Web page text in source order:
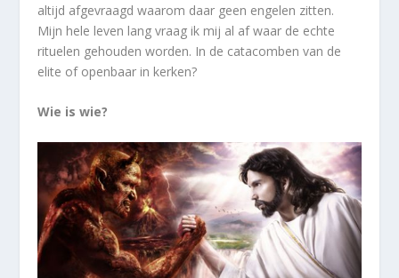
altijd afgevraagd waarom daar geen engelen zitten.
Mijn hele leven lang vraag ik mij al af waar de echte
rituelen gehouden worden. In de catacomben van de
elite of openbaar in kerken?
Wie is wie?